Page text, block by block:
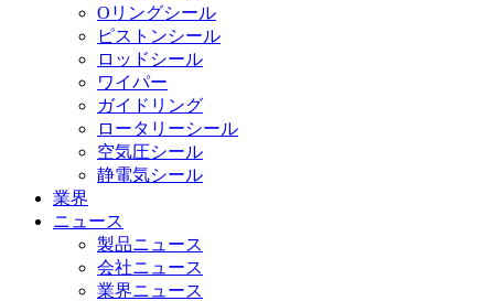
Oリングシール
ピストンシール
ロッドシール
ワイパー
ガイドリング
ロータリーシール
空気圧シール
静電気シール
業界
ニュース
製品ニュース
会社ニュース
業界ニュース